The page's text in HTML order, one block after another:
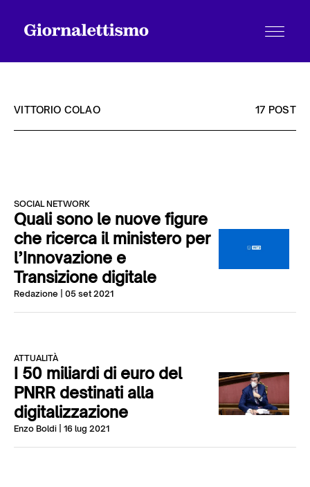
Chi siamo
Contatti
VITTORIO COLAO 17 POST
SOCIAL NETWORK
Quali sono le nuove figure
che ricerca il ministero per
l’Innovazione e
Transizione digitale
Redazione | 05 set 2021
ATTUALITÀ
I 50 miliardi di euro del
PNRR destinati alla
digitalizzazione
Enzo Boldi | 16 lug 2021